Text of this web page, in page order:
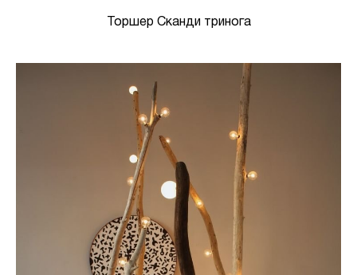
Торшер Сканди тринога